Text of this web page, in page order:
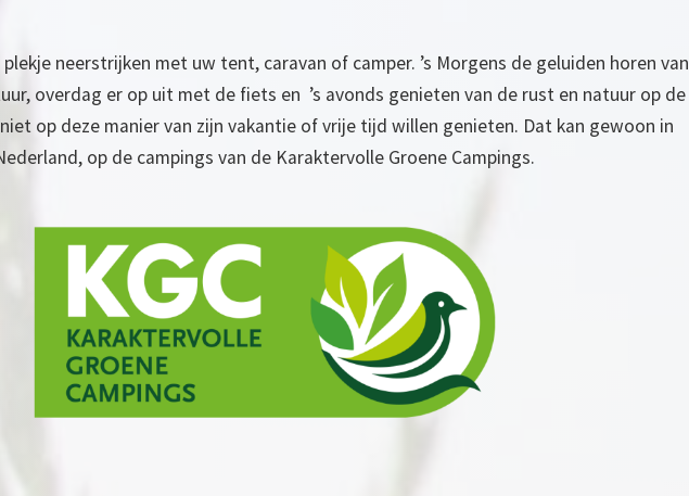
neerstrijken met uw tent, caravan of camper. ’s Morgens de geluiden horen van
overdag er op uit met de fiets en ’s avonds genieten van de rust en natuur op de
op deze manier van zijn vakantie of vrije tijd willen genieten. Dat kan gewoon in
op de campings van de Karaktervolle Groene Campings.